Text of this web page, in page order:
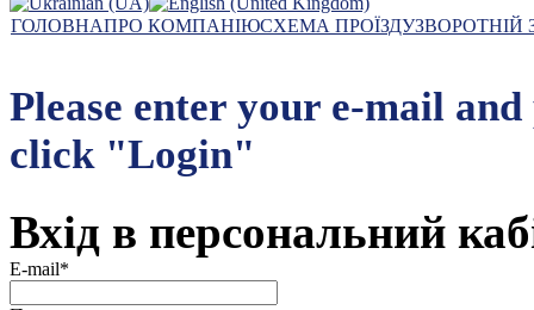
ГОЛОВНАПРО КОМПАНІЮСХЕМА ПРОЇЗДУЗВОРОТНІЙ
Please enter your e-mail
click "Login"
Вхід в персональний
E-mail*